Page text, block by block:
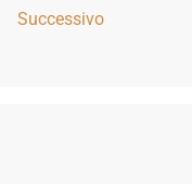
Successivo